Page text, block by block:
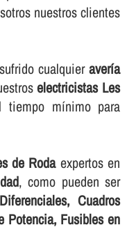
nuestros clientes
cualquieraverí­a
electricistas Les
mí­nimo para
de Rodaexpertos en
, como pueden ser
Cuadros
Potencia, Fusibles en